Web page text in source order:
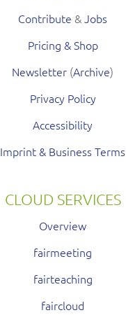
Contribute &Jobs
Pricing & Shop
Newsletter (Archive)
Privacy Policy
Accessibility
Imprint & Business Terms
CLOUD SERVICES
Overview
fairmeeting
fairteaching
faircloud